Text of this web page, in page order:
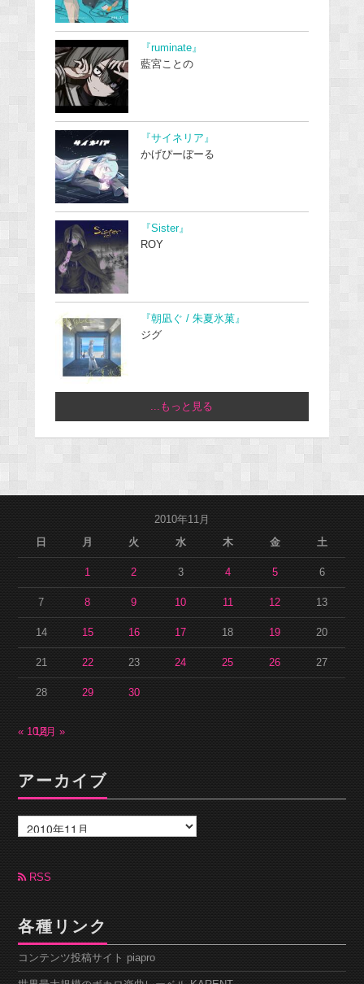
『ruminate』
藍宮ことの
『サイネリア』
かげぴーぼーる
『Sister』
ROY
『朝凪ぐ / 朱夏氷菓』
ジグ
...もっと見る
2010年11月
日
月 火 水 木 金 土
1 2 3 4 5 6
7 8 9 10 11 12 13
14 15 16 17 18 19 20
21 22 23 24 25 26 27
28 29 30
« 10月12月 »
アーカイブ
ー
カ
ブ RSS
各種リンク
コンテンツ投稿サイト piapro